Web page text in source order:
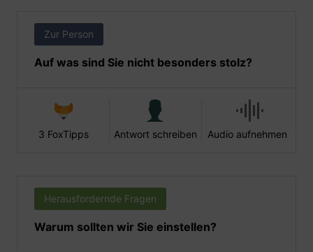
Zur Person
Auf was sind Sie nicht besonders stolz?
3 FoxTipps Antwort schreiben Audio aufnehmen
Herausfordernde Fragen
Warum sollten wir Sie einstellen?